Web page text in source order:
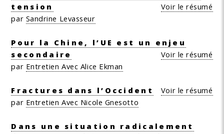
tension
Voir le résumé
par Sandrine Levasseur
Pour la Chine, l’UE est un enjeu
secondaire
Voir le résumé
par Entretien Avec Alice Ekman
Fractures dans l’Occident
Voir le résumé
par Entretien Avec Nicole Gnesotto
Dans une situation radicalement